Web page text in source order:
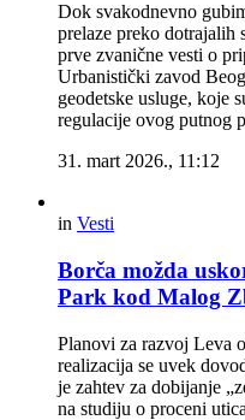
Dok svakodnevno
prelaze preko dotrajalih
prve zvanične vesti o
Urbanistički zavod
geodetske usluge, koje
regulacije ovog putnog
31. mart 2026., 11:12
in Vesti
Borča možda
Park kod Malog
Planovi za razvoj Leva
realizacija se uvek
je zahtev za dobijanje
na studiju o proceni